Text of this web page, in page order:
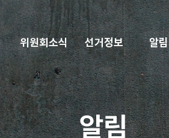
위원회소식 선거정보 알림
알림